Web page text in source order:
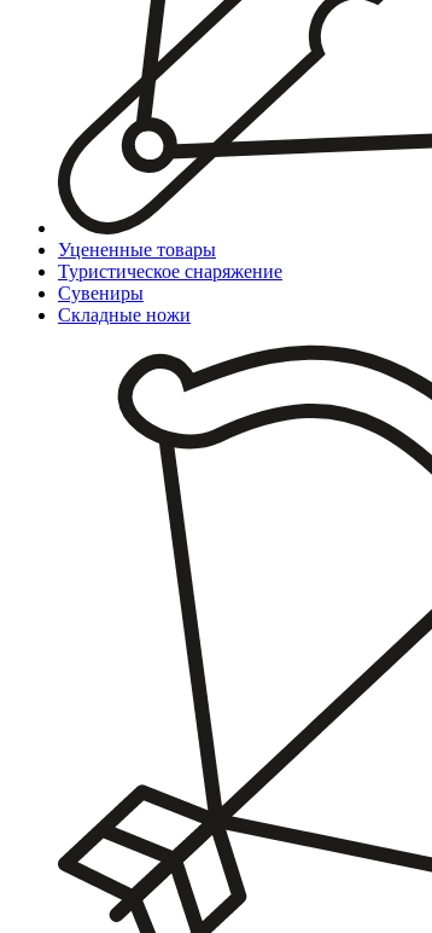
Уцененные товары
Туристическое снаряжение
Сувениры
Складные ножи